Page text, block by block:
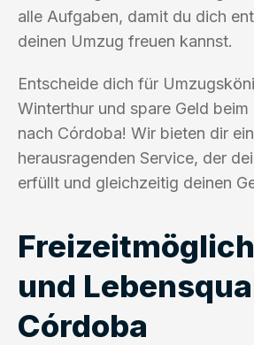
alle Aufgaben, damit du dich
deinen Umzug freuen kannst.
Entscheide dich für
Winterthur und spare Geld
nach Córdoba! Wir bieten dir
herausragenden Service, der
erfüllt und gleichzeitig deinen
und
Córdoba